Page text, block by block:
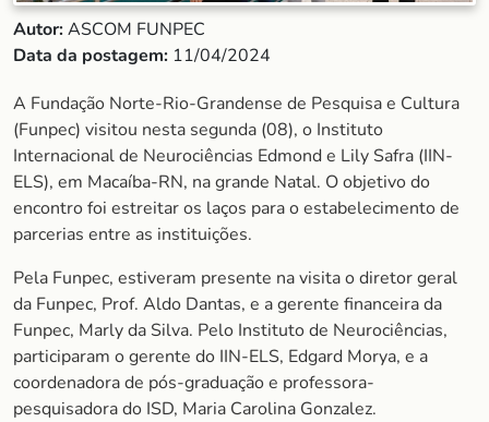
Autor:ASCOM FUNPEC
Data da postagem: 11/04/2024
A Fundação Norte-Rio-Grandense de Pesquisa e Cultura
(Funpec) visitou nesta segunda (08), o Instituto
Internacional de Neurociências Edmond e Lily Safra (IIN-
ELS), em Macaíba-RN, na grande Natal. O objetivo do
encontro foi estreitar os laços para o estabelecimento de
parcerias entre as instituições.
Pela Funpec, estiveram presente na visita o diretor geral
da Funpec, Prof. Aldo Dantas, e a gerente financeira da
Funpec, Marly da Silva. Pelo Instituto de Neurociências,
participaram o gerente do IIN-ELS, Edgard Morya, e a
coordenadora de pós-graduação e professora-
pesquisadora do ISD, Maria Carolina Gonzalez.